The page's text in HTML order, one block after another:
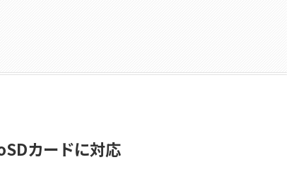
カードに対応